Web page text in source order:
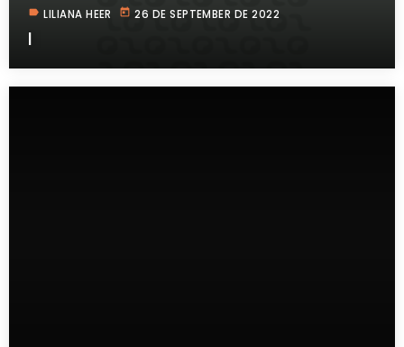
label LILIANA HEER today 26 DE SEPTEMBER DE 2022
I